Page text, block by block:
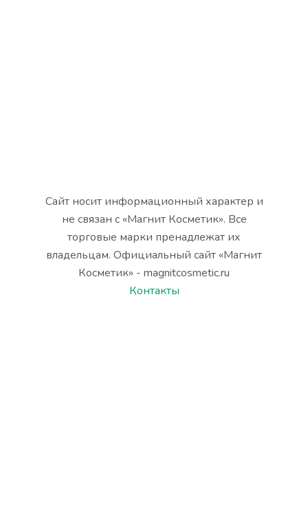
Сайт носит информационный характер и
не связан с «Магнит Косметик». Все
торговые марки пренадлежат их
владельцам. Официальный сайт «Магнит
Косметик» - magnitcosmetic.ru
Контакты